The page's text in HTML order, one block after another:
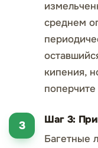
среднем
кипения,
Шаг 3:
Багетные